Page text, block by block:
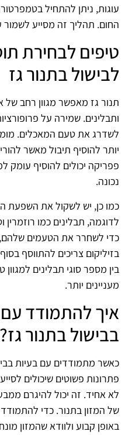
עוגות, ניתן להתחיל
החום. תהליך זה מסייע לשמור
טיפים לבחירת
לבישול בתנור גז
תנור גז מאפשר מגוון רחב של
ותבלינים. שמירה על
לשדרג את טעם המאכלים.
יותר להוסיף תיבול מאשר
פפריקה יכולים להוסיף עומק
נכונה.
כמו כן, יש לשקול את השפעת
לדוגמה, תבלינים כמו רוזמרין
כדי לשחרר את הטעמים שלהם,
בזיליקום צריכים להתווסף
בין מספר סוגי תבלינים
מעניינים יותר.
איך להתמודד עם
בבישול בתנור גז?
כאשר מתמודדים עם בעיות
פתרונות פשוטים שיכולים
לא אחיד. זה יכול להיגרם
של המזון בתנור. כדי
באופן קבוע ולוודא שהמזון